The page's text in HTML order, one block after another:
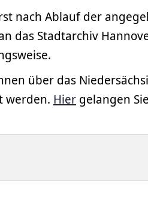
nach Ablauf der
das Stadtarchiv
über das
werden. Hier gelangen